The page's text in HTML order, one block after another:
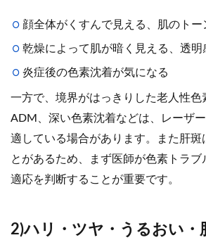
顔全体がくすんで見える、肌のトー
乾燥によって肌が暗く見える、透明
炎症後の色素沈着が気になる
一方で、境界がはっきりした老人性色
ADM、深い色素沈着などは、レーザ
適している場合があります。また肝斑
とがあるため、まず医師が色素トラブ
適応を判断することが重要です。
2)ハリ・ツヤ・うるおい・